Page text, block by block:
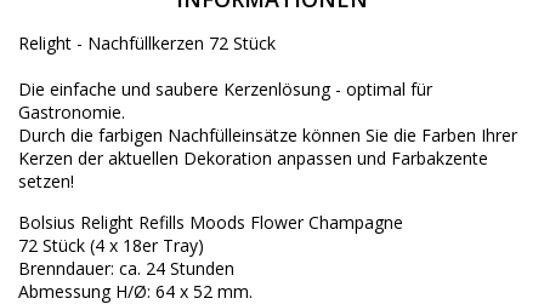
Relight - Nachfüllkerzen 72 Stück
Die einfache und saubere Kerzenlösung - optimal für
Gastronomie.
Durch die farbigen Nachfülleinsätze können Sie die Farben Ihrer
Kerzen der aktuellen Dekoration anpassen und Farbakzente
setzen!
Bolsius Relight Refills Moods Flower Champagne
72 Stück (4 x 18er Tray)
Brenndauer: ca. 24 Stunden
Abmessung H/Ø: 64 x 52 mm.